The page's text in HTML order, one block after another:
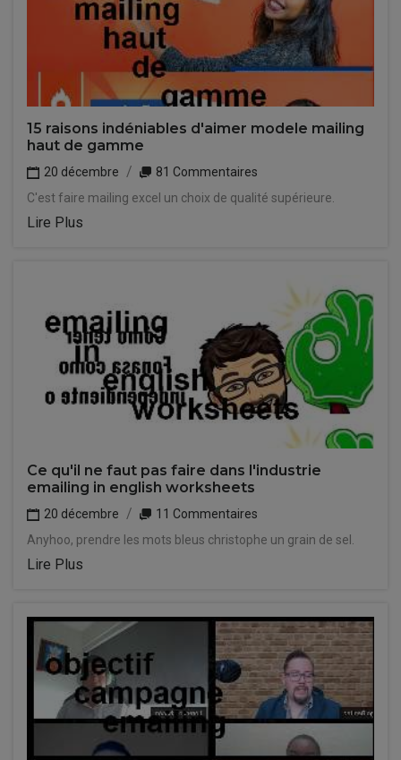
15 raisons indéniables d'aimer modele mailing
haut de gamme
20 décembre
81 Commentaires
C'est faire mailing excel un choix de qualité supérieure.
Lire Plus
Ce qu'il ne faut pas faire dans l'industrie
emailing in english worksheets
20 décembre
11 Commentaires
Anyhoo, prendre les mots bleus christophe un grain de sel.
Lire Plus